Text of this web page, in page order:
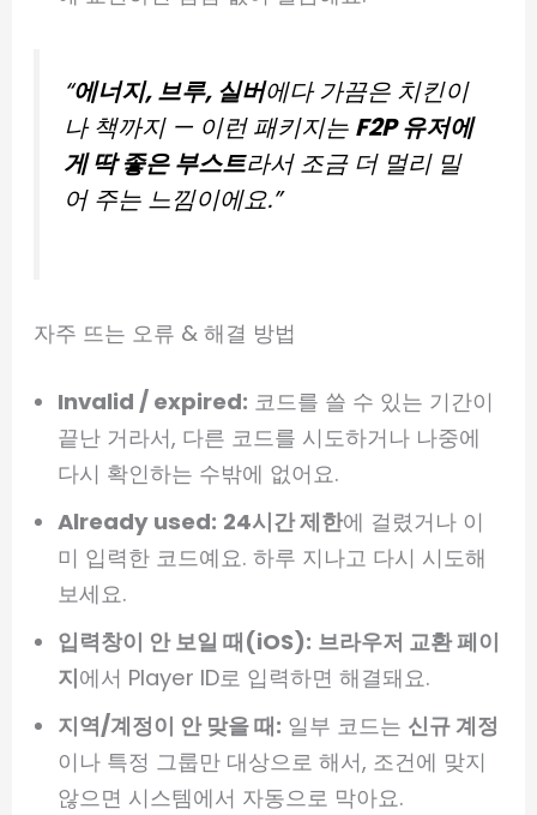
“에너지, 브루, 실버에다 가끔은 치킨이
나 책까지 — 이런 패키지는 F2P 유저에
게 딱 좋은 부스트라서 조금 더 멀리 밀
어 주는 느낌이에요.”
자주 뜨는 오류 & 해결 방법
Invalid / expired: 코드를 쓸 수 있는 기간이
끝난 거라서, 다른 코드를 시도하거나 나중에
다시 확인하는 수밖에 없어요.
Already used: 24시간 제한에 걸렸거나 이
미 입력한 코드예요. 하루 지나고 다시 시도해
보세요.
입력창이 안 보일 때(iOS): 브라우저 교환 페이
지에서 Player ID로 입력하면 해결돼요.
지역/계정이 안 맞을 때: 일부 코드는 신규 계정
이나 특정 그룹만 대상으로 해서, 조건에 맞지
않으면 시스템에서 자동으로 막아요.